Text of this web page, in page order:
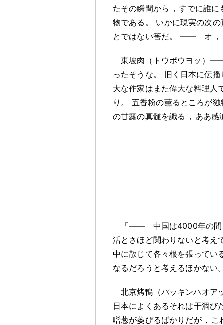
たその瞬間から ， すでに誰に
物である 。
いかに現実の次
とではない筈だ。 ―― オ ，
東坡肉（トウポウヨッ）
ったそうな。
旧く日本に伝
大な作家はまた偉大な料理人
り 。
五香粉の薫るところが独
の甘露の真髄を識る ， ああ感
「―― 中国は4000年の間
活とさほど関わりないと考え
中に散じて各々根を張ってい
なるだろうと考えるほかない
北京烤鴨（パッキンハオ
日本によくあるそれは干涸び
噌葱が萎びるばかりだが ， こ